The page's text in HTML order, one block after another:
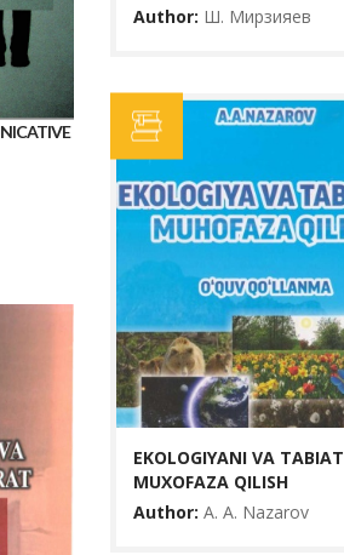
Author: Ш. Мирзияев
EKOLOGIYANI VA TABIAT
MUXOFAZA QILISH
Author: A. A. Nazarov
VA TABIAT MUXOFAZA
ekologiya va tabiatni muhofaza
tarixi, ekologik ta'limning maqsadi va
tabiat munosabatlari, suv resursla...